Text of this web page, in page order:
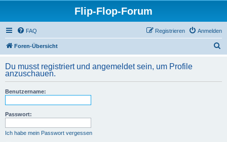
Flip-Flop-Forum
FAQ Anmelden
Registrieren
Foren-Übersicht
h
Du musst registriert und angemeldet sein, um Profile
anzuschauen.
Benutzername:
Passwort:
Ich habe mein Passwort vergessen